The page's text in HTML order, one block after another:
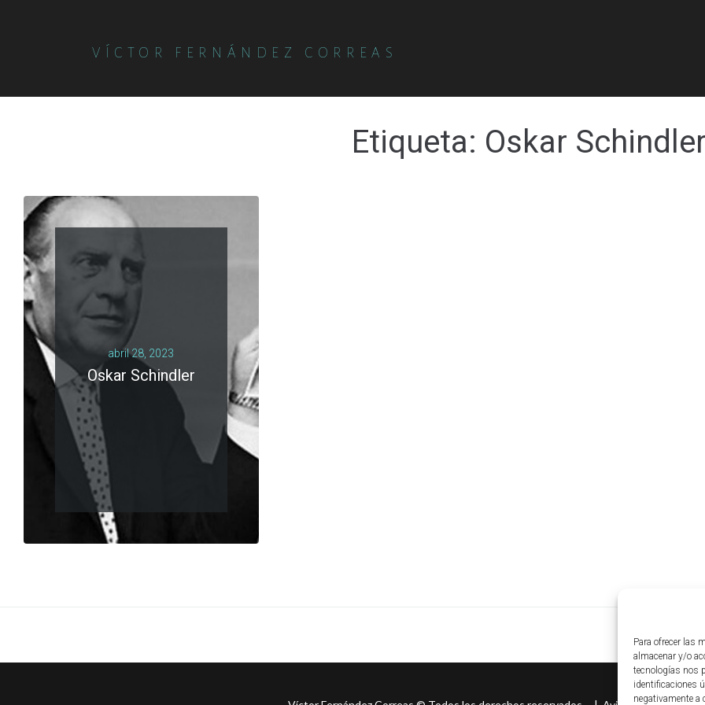
Para ofrecer las
almacenar y/o
tecnologías nos
identificaciones
negativamente
VÍCTOR FERNÁNDEZ CORREAS
Etiqueta: Oskar
abril 28, 2023
Oskar Schindler